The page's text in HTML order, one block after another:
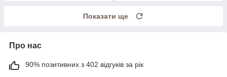
Показати ще
Про нас
90% позитивних з 402 відгуків за рік